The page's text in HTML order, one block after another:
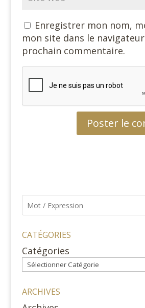
Enregistrer mon nom,
mon site dans le
prochain commentaire.
CATÉGORIES
Catégories
ARCHIVES